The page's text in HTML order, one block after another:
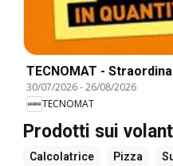
TECNOMAT -
30/07/2026-26/08/2026
TECNOMAT
Prodotti sui
Calcolatrice Pizza